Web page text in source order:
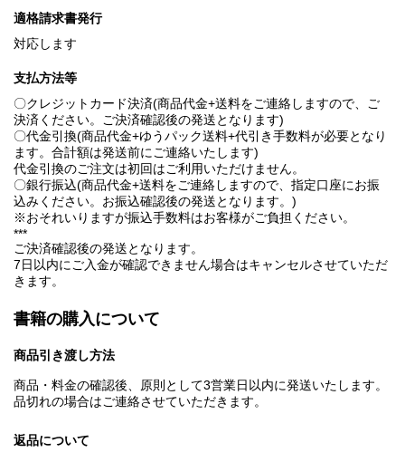
適格請求書発行
対応します
支払方法等
〇クレジットカード決済(商品代金+送料をご連絡しますので、ご
決済ください。ご決済確認後の発送となります)
〇代金引換(商品代金+ゆうパック送料+代引き手数料が必要となり
ます。合計額は発送前にご連絡いたします)
代金引換のご注文は初回はご利用いただけません。
〇銀行振込(商品代金+送料をご連絡しますので、指定口座にお振
込みください。お振込確認後の発送となります。)
※おそれいりますが振込手数料はお客様がご負担ください。
***
ご決済確認後の発送となります。
7日以内にご入金が確認できません場合はキャンセルさせていただ
きます。
書籍の購入について
商品引き渡し方法
商品・料金の確認後、原則として3営業日以内に発送いたします。
品切れの場合はご連絡させていただきます。
返品について